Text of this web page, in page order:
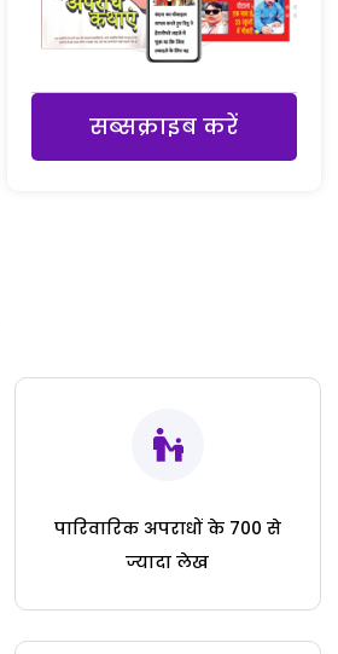
सब्सक्राइब करें
पारिवारिक अपराधों के 700 से
ज्यादा लेख